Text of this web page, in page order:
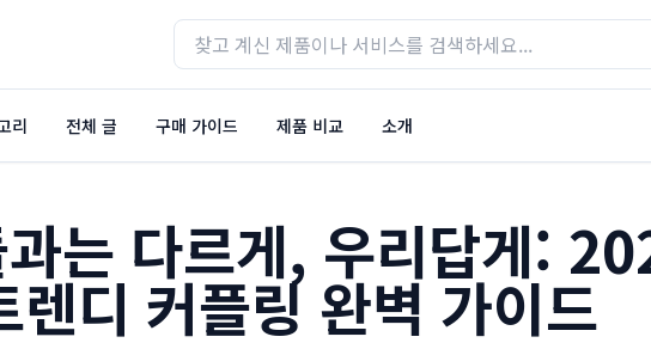
리 전체 글 구매 가이드 제품 비교 소개
는 다르게, 우리답게:
렌디 커플링 완벽 가이드